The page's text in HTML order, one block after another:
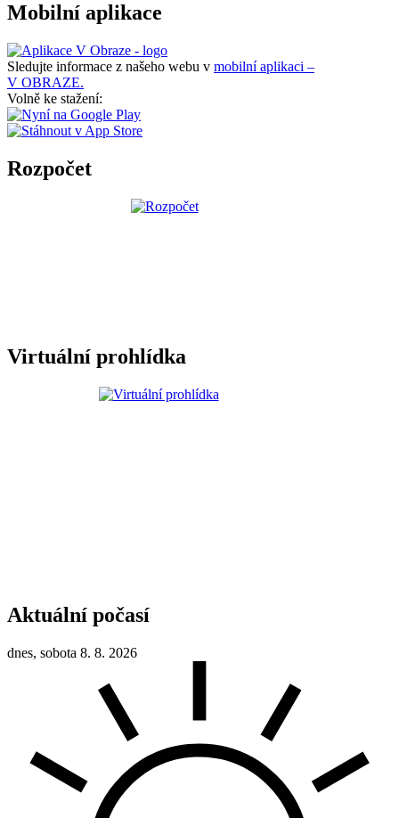
Mobilní aplikace
Sledujte informace z našeho webu v mobilní aplikaci –
V OBRAZE.
Volně ke stažení:
Rozpočet
Virtuální prohlídka
Aktuální počasí
dnes, sobota 8. 8. 2026